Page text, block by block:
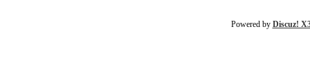
Powered by Discuz!